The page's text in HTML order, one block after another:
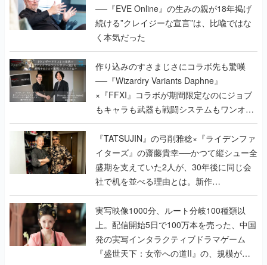
作り込みのすさまじさにコラボ先も驚嘆
──『Wizardry Variants Daphne』
×『FFXI』コラボが期間限定なのにジョブ
もキャラも武器も戦闘システムもワンオフ
で作り込まれた理由を両ディレクターに聞
く
『TATSUJIN』の弓削雅稔×『ライデンファ
イターズ』の齋藤貴幸──かつて縦シュー全
盛期を支えていた2人が、30年後に同じ会
社で机を並べる理由とは。新作
『TATSUJIN EXTREME』で初タッグを組
んだレジェンド2人に訊く開発秘話
実写映像1000分、ルート分岐100種類以
上。配信開始5日で100万本を売った、中国
発の実写インタラクティブドラマゲーム
『盛世天下：女帝への道II』の、規模が違
うこだわりをプロデューサーに聞いた
半年でアプリストアをオープン？ スマホア
プリの“代替ストア”として、わずか6ヵ月で